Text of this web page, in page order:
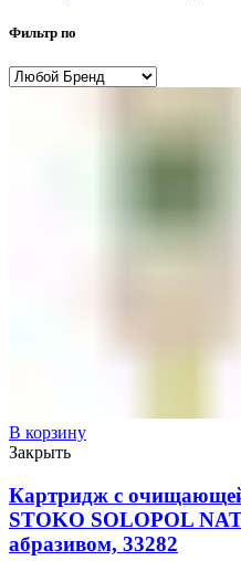
Фильтр по
В корзину
Закрыть
Картридж с
STOKO SOLOPOL
абразивом, 33282